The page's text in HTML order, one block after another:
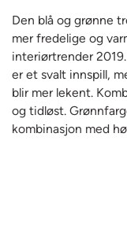
Den blå og grønne
mer fredelige og
interiørtrender
er et svalt innspill,
blir mer lekent.
og tidløst.
kombinasjon med